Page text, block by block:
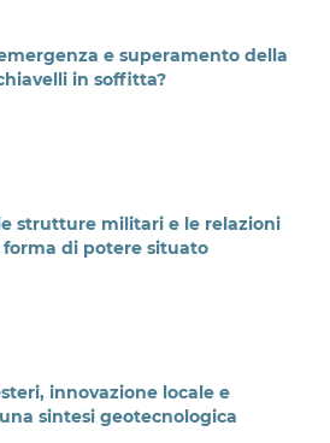
e superamento della
in soffitta?
strutture militari e le relazioni
di potere situato
innovazione locale e
sintesi geotecnologica